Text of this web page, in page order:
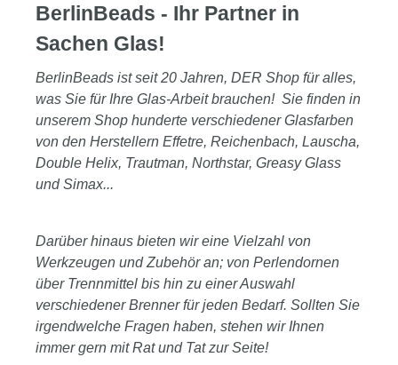
BerlinBeads - Ihr Partner in
Sachen Glas!
BerlinBeads ist seit 20 Jahren, DER Shop für alles,
was Sie für Ihre Glas-Arbeit brauchen! Sie finden in
unserem Shop hunderte verschiedener Glasfarben
von den Herstellern Effetre, Reichenbach, Lauscha,
Double Helix, Trautman, Northstar, Greasy Glass
und Simax...
Darüber hinaus bieten wir eine Vielzahl von
Werkzeugen und Zubehör an; von Perlendornen
über Trennmittel bis hin zu einer Auswahl
verschiedener Brenner für jeden Bedarf. Sollten Sie
irgendwelche Fragen haben, stehen wir Ihnen
immer gern mit Rat und Tat zur Seite!